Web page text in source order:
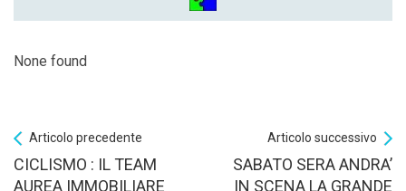
None found
Articolo precedente
CICLISMO : IL TEAM
AUREA IMMOBILIARE
Articolo successivo
SABATO SERA ANDRA’
IN SCENA LA GRANDE